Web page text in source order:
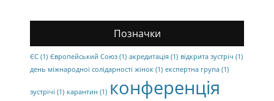
Позначки
ЄС (1) Європейський Союз (1) акредитація (1) відкрита зустріч (1)
день міжнародної солідарності жінок (1) експертна група (1)
зустрічі (1) карантин (1) конференція